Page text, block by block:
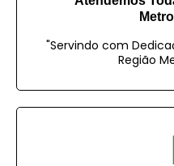
"Servindo com
Região